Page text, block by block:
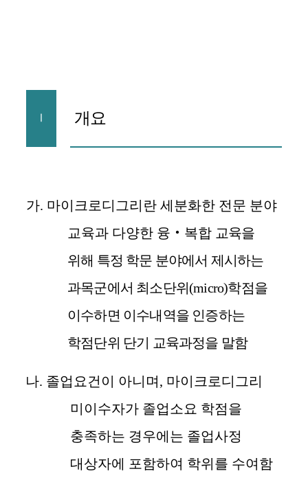
Ⅰ 개요
가. 마이크로디그리란 세분화한 전문 분야
교육과 다양한 융 ‧ 복합 교육을
위해 특정 학문 분야에서 제시하는
과목군에서 최소단위(micro)학점을
이수하면 이수내역을 인증하는
학점단위 단기 교육과정을 말함
나. 졸업요건이 아니며 , 마이크로디그리
미이수자가 졸업소요 학점을
충족하는 경우에는 졸업사정
대상자에 포함하여 학위를 수여함